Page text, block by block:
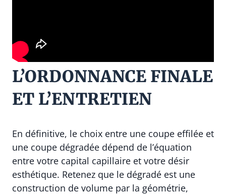
L’ORDONNANCE FINALE
ET L’ENTRETIEN
En définitive, le choix entre une coupe effilée et
une coupe dégradée dépend de l’équation
entre votre capital capillaire et votre désir
esthétique. Retenez que le dégradé est une
construction de volume par la géométrie,